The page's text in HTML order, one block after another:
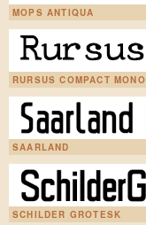
MOPS ANTIQUA
RURSUS COMPACT MONO
SAARLAND
SCHILDER GROTESK